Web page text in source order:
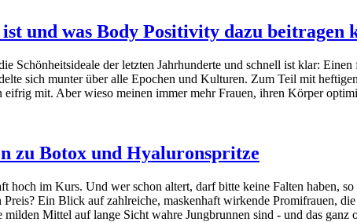
und was Body Positivity dazu beitragen
Schönheitsideale der letzten Jahrhunderte und schnell ist klar:
sich munter über alle Epochen und Kulturen. Zum Teil mit
mit. Aber wieso meinen immer mehr Frauen, ihren Körper
zu Botox und Hyaluronspritze
hoch im Kurs. Und wer schon altert, darf bitte keine Falten haben,
Ein Blick auf zahlreiche, maskenhaft wirkende Promifrauen,
Mittel auf lange Sicht wahre Jungbrunnen sind - und das ganz